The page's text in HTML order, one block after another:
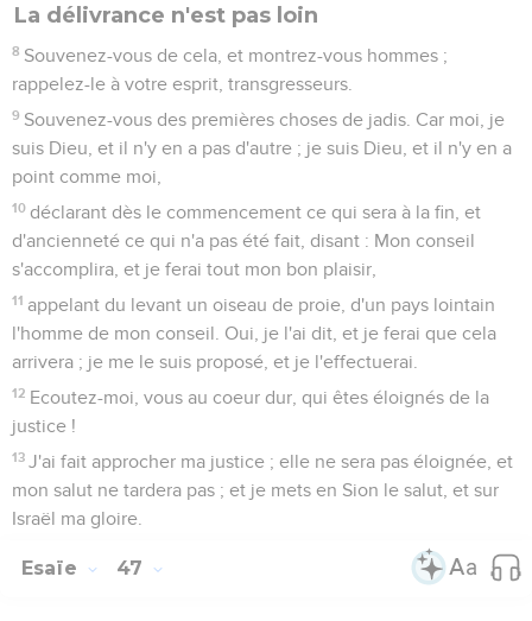
La délivrance n'est pas loin
8 Souvenez-vous de cela, et montrez-vous hommes ;
rappelez-le à votre esprit, transgresseurs.
9 Souvenez-vous des premières choses de jadis. Car moi, je
suis Dieu, et il n'y en a pas d'autre ; je suis Dieu, et il n'y en a
point comme moi,
10 déclarant dès le commencement ce qui sera à la fin, et
d'ancienneté ce qui n'a pas été fait, disant : Mon conseil
s'accomplira, et je ferai tout mon bon plaisir,
11 appelant du levant un oiseau de proie, d'un pays lointain
l'homme de mon conseil. Oui, je l'ai dit, et je ferai que cela
arrivera ; je me le suis proposé, et je l'effectuerai.
12 Ecoutez-moi, vous au coeur dur, qui êtes éloignés de la
justice !
13 J'ai fait approcher ma justice ; elle ne sera pas éloignée, et
mon salut ne tardera pas ; et je mets en Sion le salut, et sur
Israël ma gloire.
Esaïe 47